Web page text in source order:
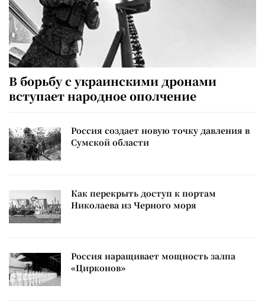
В борьбу с украинскими дронами
вступает народное ополчение
Россия создает новую точку давления в
Сумской области
Как перекрыть доступ к портам
Николаева из Черного моря
Россия наращивает мощность залпа
«Цирконов»